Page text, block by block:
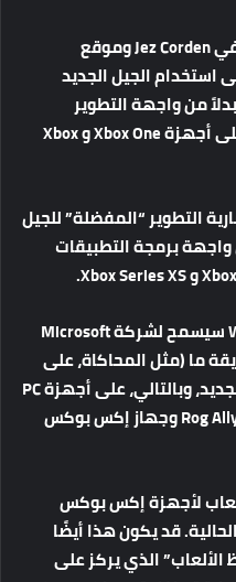
وموقع
استخدامالجيلالجديد
بدلاًمنواجهةالتطوير
أجهزة وXbox
التطوير“المفضلة”للجيل
واجهةبرمجةالتطبيقات
و
سيسمحلشركة
ما(مثلالمحاكاة،على
وبالتالي،علىأجهزة
وجهازإكسبوكس
لأجهزةإكسبوكس
الحالية.قديكونهذاأيضًا
الألعاب”الذييركزعلى